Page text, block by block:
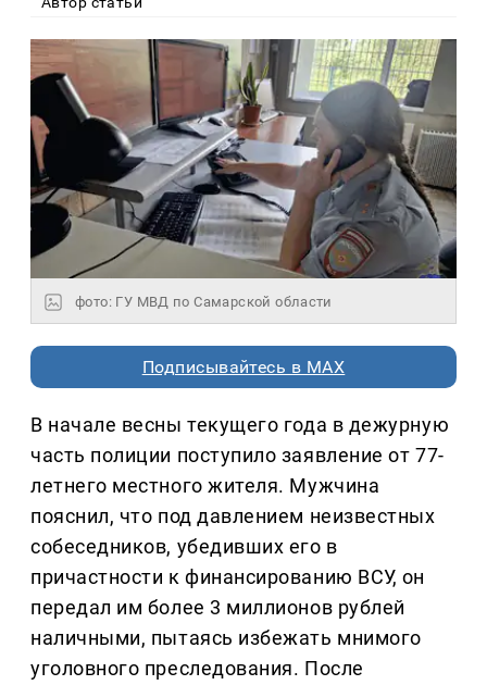
фото: ГУ МВД по Самарской области
Подписывайтесь в MAX
В начале весны текущего года в дежурную
часть полиции поступило заявление от 77-
летнего местного жителя. Мужчина
пояснил, что под давлением неизвестных
собеседников, убедивших его в
причастности к финансированию ВСУ, он
передал им более 3 миллионов рублей
наличными, пытаясь избежать мнимого
уголовного преследования. После